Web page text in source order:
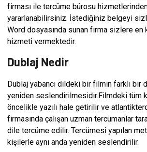
firması ile tercüme bürosu
yararlanabilirsiniz. İstediğiniz belgeyi
Word dosyasında sunan firma sizlere
hizmeti vermektedir.
Dublaj Nedir
Dublaj yabancı dildeki bir filmin farklı bir
yeniden seslendirilmesidir.Filmdeki tüm
öncelikle yazılı hale getirilir ve
firmasında çalışan uzman tercümanlar
dile tercüme edilir. Tercümesi yapılan
kişilerle aynı anda yeniden seslendirilir.